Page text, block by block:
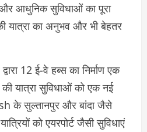
और आधुनिक सुविधाओं का पूरा
यात्रा का अनुभव और भी बेहतर
12 ई-वे हब्स का निर्माण एक
यात्रा सुविधाओं को एक नई
के सुल्तानपुर और बांदा जैसे
को एयरपोर्ट जैसी सुविधाएं